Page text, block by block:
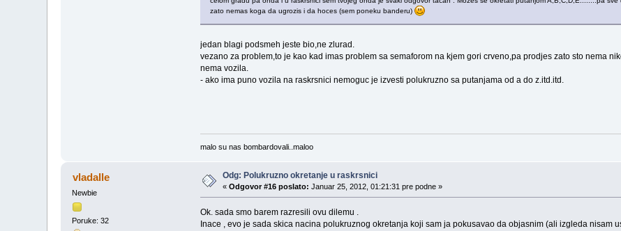
zato nemas koga da ugrozis i da hoces (sem poneku banderu)
jedan blagi podsmeh jeste bio,ne zlurad.
vezano za problem,to je kao kad imas problem sa semaforom na kjem gori crveno,pa prodjes zato sto nema
nema vozila.
- ako ima puno vozila na raskrsnici nemoguc je izvesti polukruzno sa putanjama od a do z.itd.itd.
malo su nas bombardovali..maloo
vladalle
Newbie
Poruke: 32
Odg: Polukruzno okretanje u raskrsnici
«Odgovor #16 poslato: Januar 25, 2012, 01:21:31 pre podne »
Ok. sada smo barem razresili ovu dilemu .
Inace , evo je sada skica nacina polukruznog okretanja koji sam ja pokusavao da objasnim (ali izgleda nisam